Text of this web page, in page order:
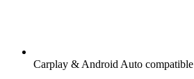
Carplay & Android Auto compatible